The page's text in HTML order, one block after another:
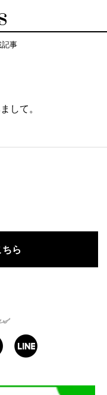
事
して。
ら